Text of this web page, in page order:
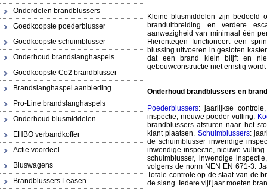
Onderdelen brandblussers
Goedkoopste poederblusser
Goedkoopste schuimblusser
Onderhoud brandslanghaspels
Goedkoopste Co2 brandblusser
Brandslanghaspel aanbieding
Pro-Line brandslanghaspels
Onderhoud blusmiddelen
EHBO verbandkoffer
Actie voordeel
Bluswagens
Brandblussers Leasen
Kleine blusmiddelen zijn bedoeld
branduitbreiding en verdere
aanwezigheid van minimaal èèn
Hierentegen functioneert een
blussing uitvoeren in gesloten
dat een brand klein blijft en
gebouwconstructie niet ernstig
Onderhoud brandblussers en
Poederblussers: jaarlijkse
inspectie, nieuwe poeder vulling.
brandblussers afsturen naar het
klant plaatsen. Schuimblussers:
de schuimblusser inwendige
inwendige inspectie, nieuwe
schuimblusser, inwendige
volgens de norm NEN EN 671-3.
Totale controle op de staat van de
de slang. Iedere vijf jaar moeten